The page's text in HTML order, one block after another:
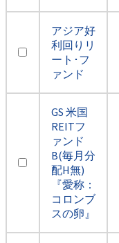
アジア好
利回りリ
ート･フ
ァンド
GS 米国
REITフ
ァンド
B(毎月分
配H無)
『愛称：
コロンブ
スの卵』